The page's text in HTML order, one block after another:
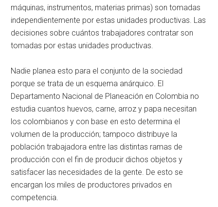
máquinas, instrumentos, materias primas) son tomadas
independientemente por estas unidades productivas. Las
decisiones sobre cuántos trabajadores contratar son
tomadas por estas unidades productivas.
Nadie planea esto para el conjunto de la sociedad
porque se trata de un esquema anárquico. El
Departamento Nacional de Planeación en Colombia no
estudia cuantos huevos, carne, arroz y papa necesitan
los colombianos y con base en esto determina el
volumen de la producción; tampoco distribuye la
población trabajadora entre las distintas ramas de
producción con el fin de producir dichos objetos y
satisfacer las necesidades de la gente. De esto se
encargan los miles de productores privados en
competencia.